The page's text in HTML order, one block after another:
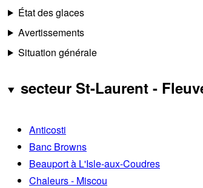
État des glaces
Avertissements
Situation générale
secteur St-Laurent -
Anticosti
Banc Browns
Beauport à L'Isle-aux-Coudres
Chaleurs - Miscou